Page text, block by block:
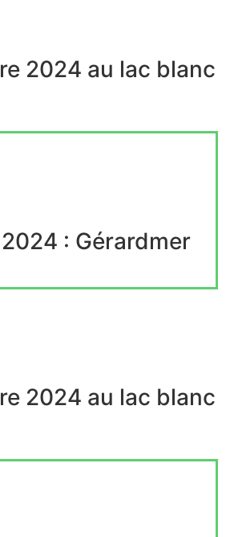
2024 au lac blanc
: Gérardmer
2024 au lac blanc